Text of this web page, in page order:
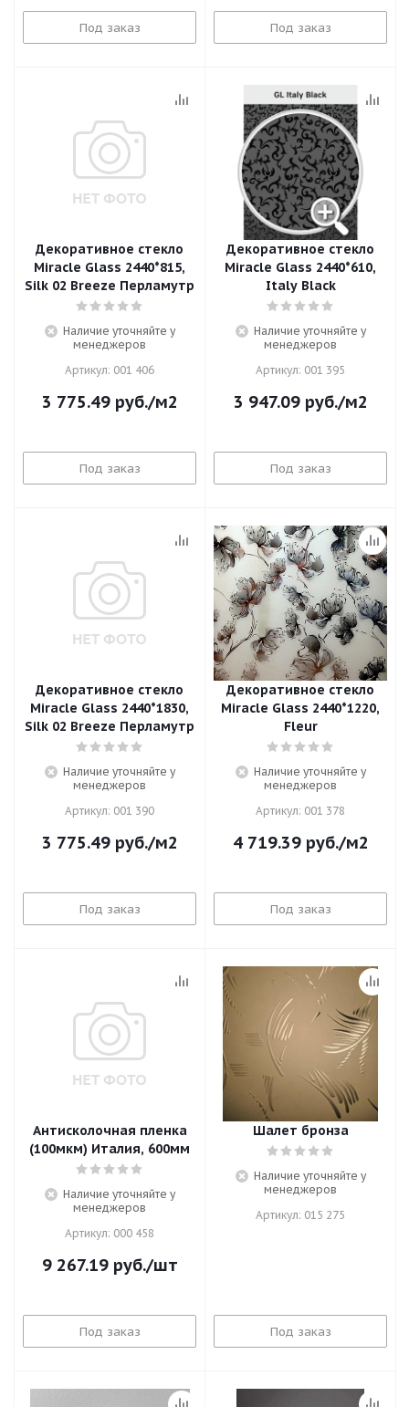
Под заказ Под заказ
Декоративное стекло
Miracle Glass 2440*815,
Silk 02 Breeze Перламутр
Наличие уточняйте у
менеджеров
Артикул: 001 406
3 775.49руб./м2
Под заказ
Декоративное стекло
Miracle Glass 2440*610,
Italy Black
Наличие уточняйте у
менеджеров
Артикул: 001 395
3 947.09руб./м2
Под заказ
Декоративное стекло
Miracle Glass 2440*1830,
Silk 02 Breeze Перламутр
Наличие уточняйте у
менеджеров
Артикул: 001 390
3 775.49руб./м2
Под заказ
Декоративное стекло
Miracle Glass 2440*1220,
Fleur
Наличие уточняйте у
менеджеров
Артикул: 001 378
4 719.39руб./м2
Под заказ
Антисколочная пленка
(100мкм) Италия, 600мм
Наличие уточняйте у
менеджеров
Артикул: 000 458
9 267.19руб./шт
Под заказ
Шалет бронза
Наличие уточняйте у
менеджеров
Артикул: 015 275
Под заказ